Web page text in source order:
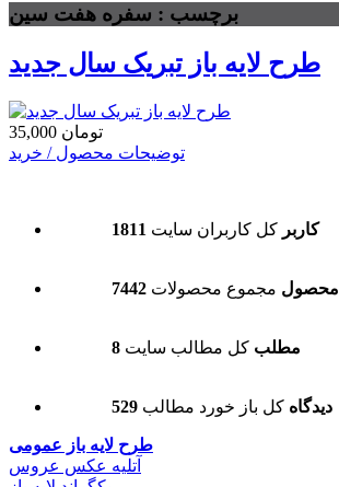
برچسب : سفره هفت سین
طرح لایه باز تبریک سال جدید
35,000 تومان
توضیحات محصول / خرید
1811 کاربر کل کاربران سایت
7442 محصول مجموع محصولات
8 مطلب کل مطالب سایت
529 دیدگاه کل باز خورد مطالب
طرح لایه باز عمومی
آتلیه عکس عروس